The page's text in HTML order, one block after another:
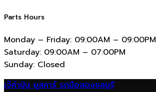
Parts Hours
Monday – Friday: 09:00AM – 09:00PM
Saturday: 09:00AM – 07:00PM
Sunday: Closed
เจ๊คำปุ่น ยูสคาร์ รถมือสองชลบุรี